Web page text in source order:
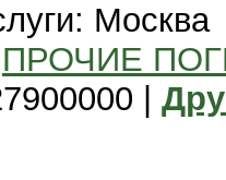
Москва
ПРОЧИЕ
|